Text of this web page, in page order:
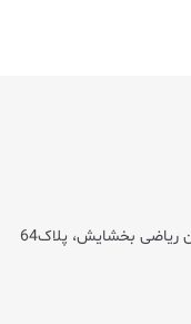
تهران، سعادت‌آباد، خیابان سرو غربی، خیابان ریاضی بخشایش، پلاک64